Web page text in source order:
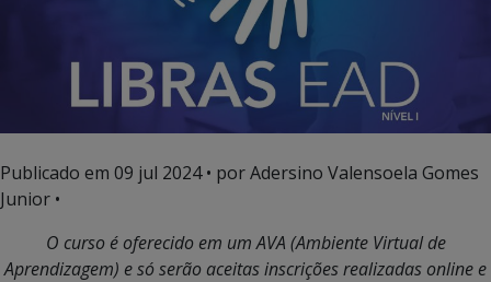
Publicado em 09 jul 2024• por Adersino Valensoela Gomes
Junior •
O curso é oferecido em um AVA (Ambiente Virtual de
Aprendizagem) e só serão aceitas inscrições realizadas online e